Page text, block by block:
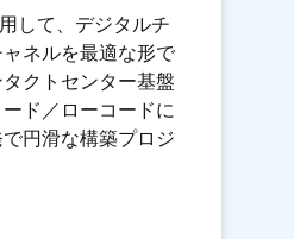
して、デジタルチ
ネルを最適な形で
クトセンター基盤
ド／ローコードに
円滑な構築プロジ